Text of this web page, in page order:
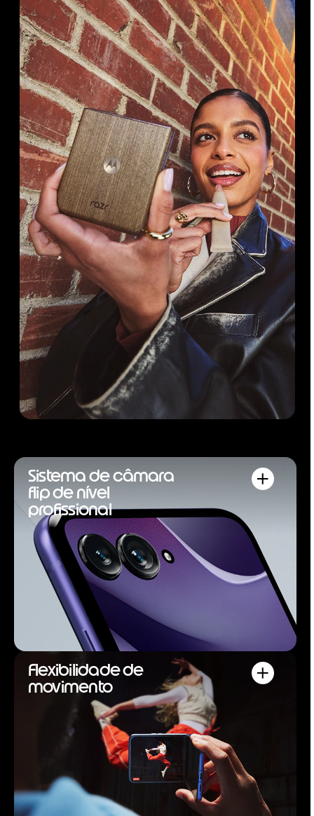
Sistema de câmara
flip de nível
profissional
Flexibilidade de
movimento